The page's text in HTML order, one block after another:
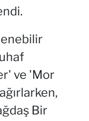
ve 'Mor
Bir